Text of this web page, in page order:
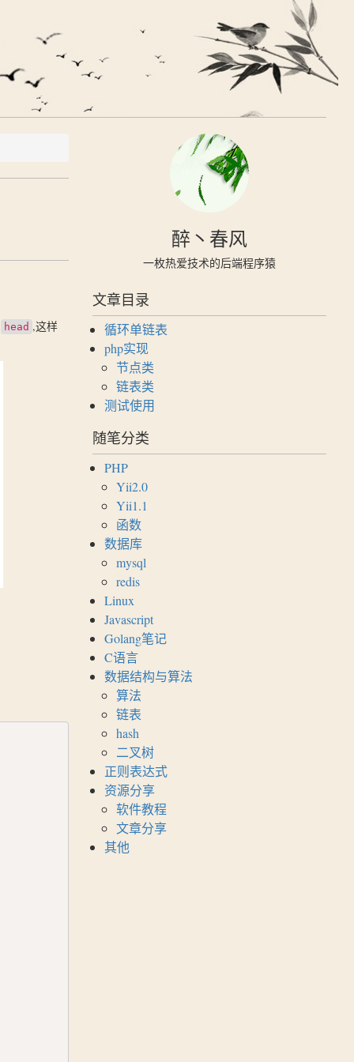
head ,这样
醉丶春风
一枚热爱技术的后端程序猿
文章目录
循环单链表
php实现
节点类
链表类
测试使用
随笔分类
PHP
Yii2.0
Yii1.1
函数
数据库
mysql
redis
Linux
Javascript
Golang笔记
C语言
数据结构与算法
算法
链表
hash
二叉树
正则表达式
资源分享
软件教程
文章分享
其他